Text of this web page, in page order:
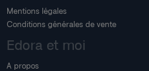
Mentions légales
Conditions générales de vente
Edora et moi
A propos